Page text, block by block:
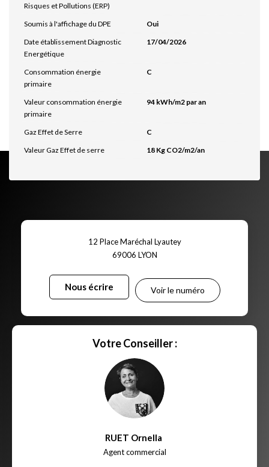
Risques et Pollutions (ERP)
Soumis à l'affichage du DPE
Oui
Date établissement Diagnostic
Energétique
17/04/2026
Consommation énergie
primaire
C
Valeur consommation énergie
primaire
94 kWh/m2 par an
Gaz Effet de Serre
C
Valeur Gaz Effet de serre
18 Kg CO2/m2/an
12 Place Maréchal Lyautey
69006 LYON
Nous écrire Voir le numéro
Votre Conseiller :
RUET Ornella
Agent commercial